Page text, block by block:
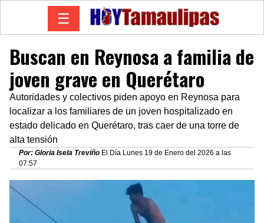
☰
Buscan en Reynosa a familia de
joven grave en Querétaro
Autoridades y colectivos piden apoyo en Reynosa para
localizar a los familiares de un joven hospitalizado en
estado delicado en Querétaro, tras caer de una torre de
alta tensión
Por: Gloria Isela Treviño El Día Lunes 19 de Enero del 2026 a las
07:57